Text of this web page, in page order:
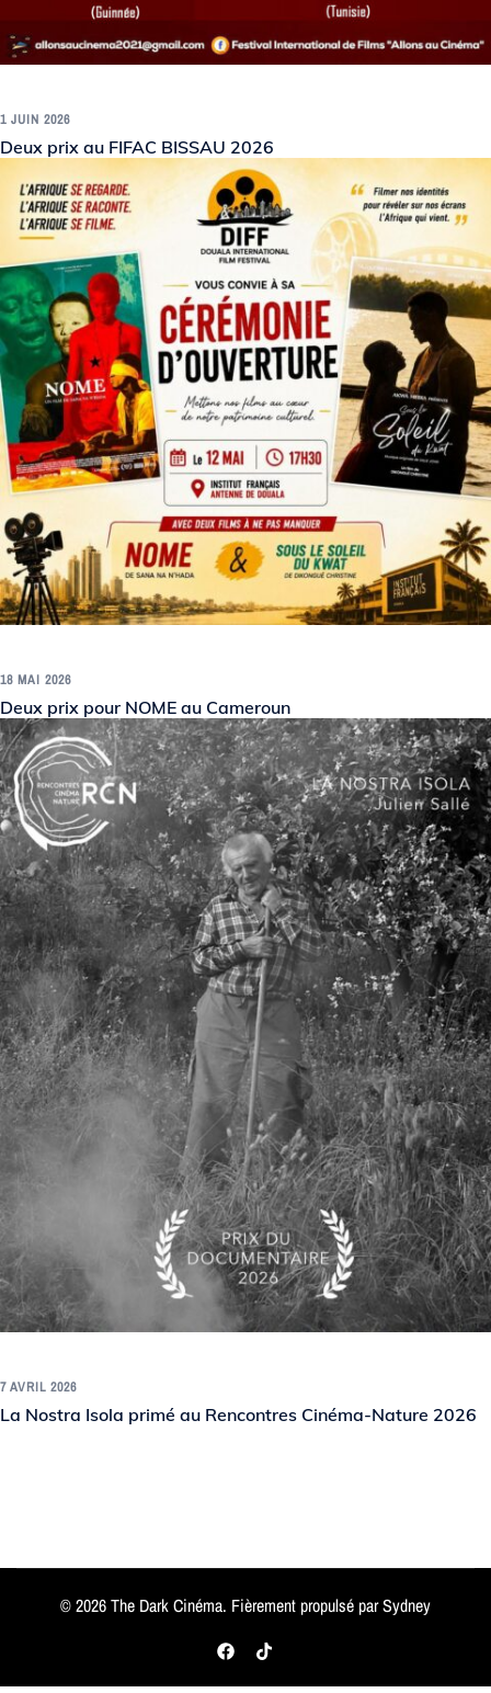
1 JUIN 2026
Deux prix au FIFAC BISSAU 2026
18 MAI 2026
Deux prix pour NOME au Cameroun
7 AVRIL 2026
La Nostra Isola primé au Rencontres Cinéma-Nature 2026
© 2026 The Dark Cinéma. Fièrement propulsé parSydney